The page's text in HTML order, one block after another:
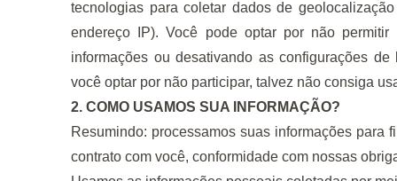
tecnologias para coletar dados de
endereço IP). Você pode optar por não
informações ou desativando as configurações
você optar por não participar, talvez não consiga
2. COMO USAMOS SUA INFORMAÇÃO?
Resumindo: processamos suas informações
contrato com você, conformidade com nossas